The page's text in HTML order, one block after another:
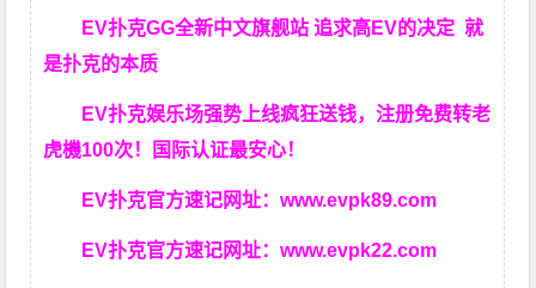
EV扑克GG全新中文旗舰站 追求高EV的决定就
是扑克的本质
EV扑克娱乐场强势上线疯狂送钱，注册免费转老
虎機100次！国际认证最安心！
EV扑克官方速记网址：www.evpk89.com
EV扑克官方速记网址：www.evpk22.com